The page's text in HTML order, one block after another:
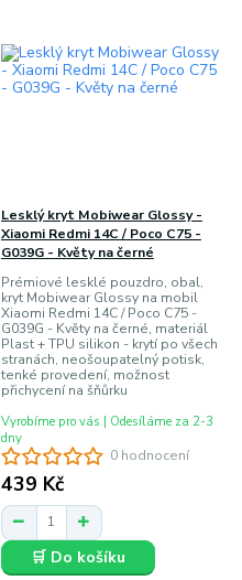
0 hodnocení
Lesklý kryt Mobiwear Glossy -
Xiaomi Redmi 14C / Poco C75 -
G039G - Květy na černé
Prémiové lesklé pouzdro, obal,
kryt Mobiwear Glossy na mobil
Xiaomi Redmi 14C / Poco C75 -
G039G - Květy na černé, materiál
Plast + TPU silikon - krytí po všech
stranách, neošoupatelný potisk,
tenké provedení, možnost
přichycení na šňůrku
439 Kč
Vyrobíme pro vás | Odesíláme za 2-3
dny
🛒 Do košíku